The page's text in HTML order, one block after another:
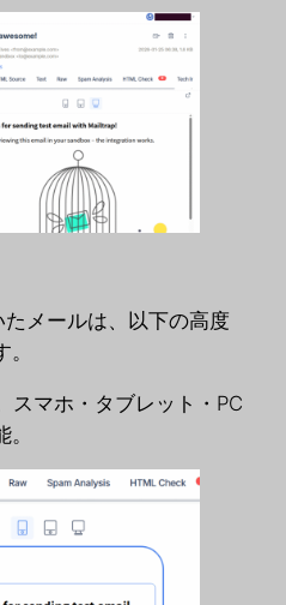
メールは、以下の高度
スマホ・タブレット・PC